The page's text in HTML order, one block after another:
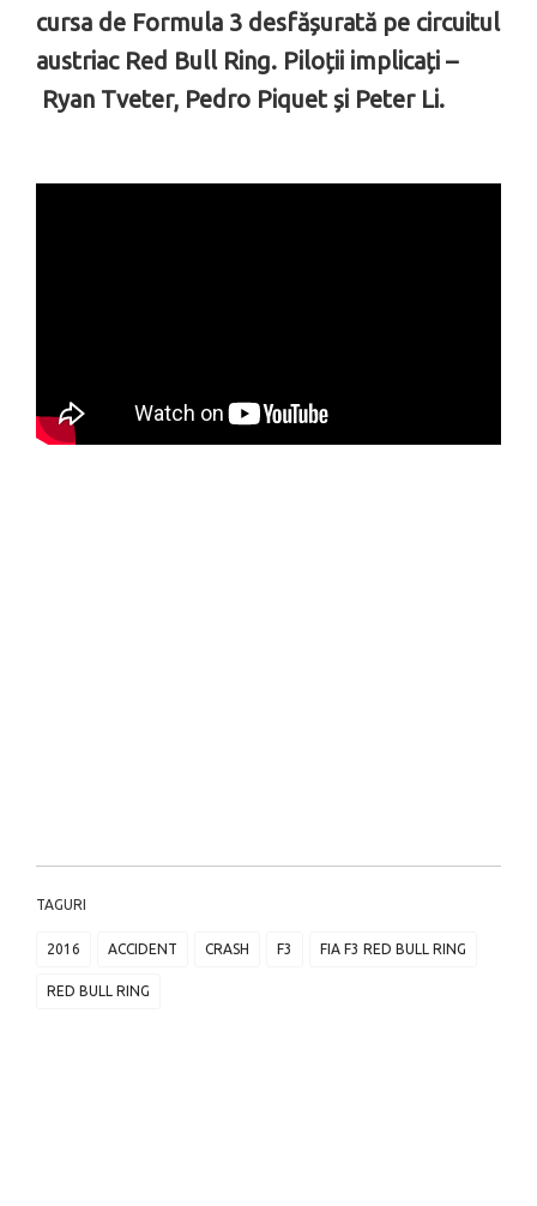
cursa de Formula 3 desfășurată pe circuitul
austriac Red Bull Ring. Piloții implicați –
Ryan Tveter, Pedro Piquet și Peter Li.
TAGURI
2016 ACCIDENT CRASH F3 FIA F3 RED BULL RING
RED BULL RING